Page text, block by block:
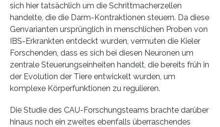
sich hier tatsächlich um die Schrittmacherzellen
handelte, die die Darm-Kontraktionen steuern. Da diese
Genvarianten ursprünglich in menschlichen Proben von
IBS-Erkrankten entdeckt wurden, vermuten die Kieler
Forschenden, dass es sich bei diesen Neuronen um
zentrale Steuerungseinheiten handelt, die bereits früh in
der Evolution der Tiere entwickelt wurden, um
komplexe Körperfunktionen zu regulieren.
Die Studie des CAU-Forschungsteams brachte darüber
hinaus noch ein zweites ebenfalls überraschendes